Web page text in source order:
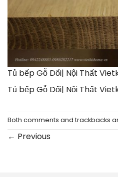
Tủ bếp Gỗ Dổi| Nội Thất
Tủ bếp Gỗ Dổi| Nội Thất
Both comments and trackbacks
← Previous